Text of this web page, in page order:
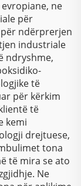
ne
për
ndërprerjen
industriale
ndryshme,
të
për kërkim
të
kemi
drejtuese,
tona
të mira se ato
Ne